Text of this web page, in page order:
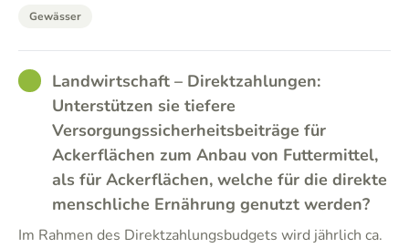
Gewässer
GOODLandwirtschaft – Direktzahlungen:
Unterstützen sie tiefere
Versorgungssicherheitsbeiträge für
Ackerflächen zum Anbau von Futtermittel,
als für Ackerflächen, welche für die direkte
menschliche Ernährung genutzt werden?
Im Rahmen des Direktzahlungsbudgets wird jährlich ca.